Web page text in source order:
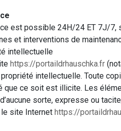
est possible 24H/24 ET 7J/7,
et interventions de
intellectuelle
https://portaildrhauschka.fr
intellectuelle. Toute
que ce soit est illicite. Les
sorte, expresse ou
site Internet https://